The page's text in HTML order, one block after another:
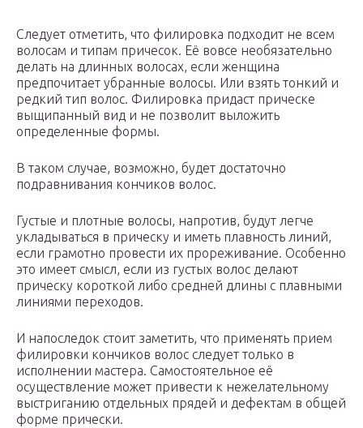
Следует отметить, что филировка подходит не всем
волосам и типам причесок. Её вовсе необязательно
делать на длинных волосах, если женщина
предпочитает убранные волосы. Или взять тонкий и
редкий тип волос. Филировка придаст прическе
выщипанный вид и не позволит выложить
определенные формы.
В таком случае, возможно, будет достаточно
подравнивания кончиков волос.
Густые и плотные волосы, напротив, будут легче
укладываться в прическу и иметь плавность линий,
если грамотно провести их прореживание. Особенно
это имеет смысл, если из густых волос делают
прическу короткой либо средней длины с плавными
линиями переходов.
И напоследок стоит заметить, что применять прием
филировки кончиков волос следует только в
исполнении мастера. Самостоятельное её
осуществление может привести к нежелательному
выстриганию отдельных прядей и дефектам в общей
форме прически.